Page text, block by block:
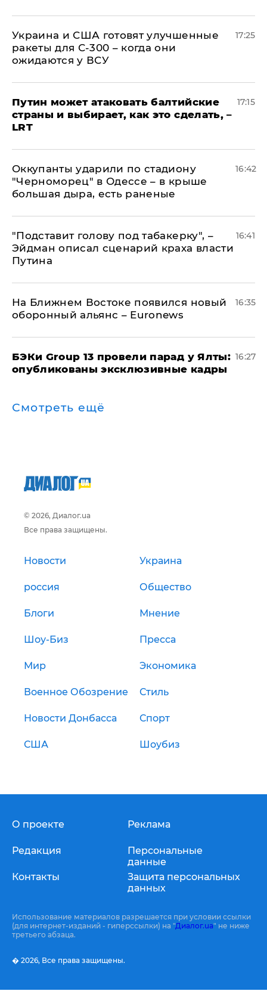
Украина и США готовят улучшенные
ракеты для С-300 – когда они
ожидаются у ВСУ
17:25
Путин может атаковать балтийские
страны и выбирает, как это сделать, –
LRT
17:15
Оккупанты ударили по стадиону
"Черноморец" в Одессе – в крыше
большая дыра, есть раненые
16:42
​"Подставит голову под табакерку", –
Эйдман описал сценарий краха власти
Путина
16:41
На Ближнем Востоке появился новый
оборонный альянс – Euronews
16:35
​БЭКи Group 13 провели парад у Ялты:
опубликованы эксклюзивные кадры
16:27
Смотреть ещё
© 2026, Диалог.ua
Все права защищены.
Новости Украина
россия Общество
Блоги Мнение
Шоу-Биз Пресса
Мир Экономика
Военное Обозрение Стиль
Новости Донбасса Спорт
США Шоубиз
О проекте
Редакция
Контакты
Реклама
Персональные
данные
Защита персональных
данных
Использование материалов разрешается при условии ссылки
(для интернет-изданий - гиперссылки) на "Диалог.ua" не ниже
третьего абзаца.
� 2026, Все права защищены.